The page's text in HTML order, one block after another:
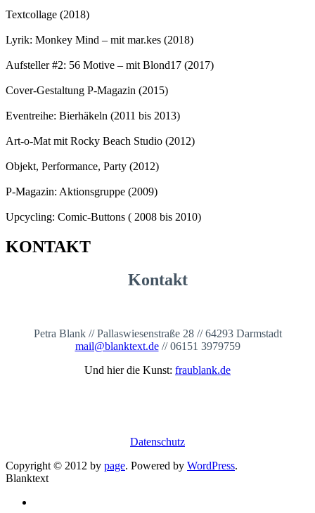
Textcollage (2018)
Lyrik: Monkey Mind – mit mar.kes (2018)
Aufsteller #2: 56 Motive – mit Blond17 (2017)
Cover-Gestaltung P-Magazin (2015)
Eventreihe: Bierhäkeln (2011 bis 2013)
Art-o-Mat mit Rocky Beach Studio (2012)
Objekt, Performance, Party (2012)
P-Magazin: Aktionsgruppe (2009)
Upcycling: Comic-Buttons ( 2008 bis 2010)
KONTAKT
Kontakt
Petra Blank // Pallaswiesenstraße 28 // 64293 Darmstadt
mail@blanktext.de// 06151 3979759
Und hier die Kunst: fraublank.de
Datenschutz
Copyright © 2012 by page. Powered by WordPress.
Blanktext